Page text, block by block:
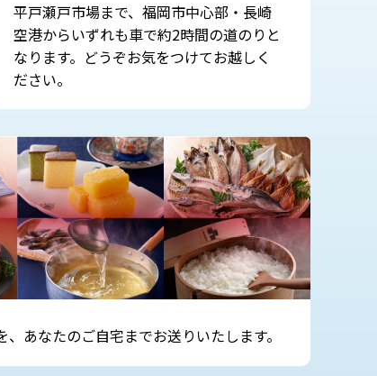
平戸瀬戸市場まで、福岡市中心部・長崎
空港からいずれも車で約2時間の道のりと
なります。どうぞお気をつけてお越しく
ださい。
、あなたのご自宅までお送りいたします。